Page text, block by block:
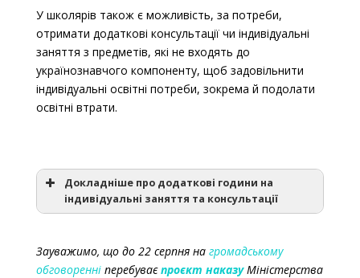
“Українська мова та читання”;
“Я досліджую світ (у частині громадянської й
історичної освітньої галузі”.
“Українська мова та література” (може
“Історія України й громадянська освіта”
(може вивчатися як інтегрований курс або
“Географія України”;
“Правознавство”.
У школярів також є можливість, за потреби,
отримати додаткові консультації чи індивідуальні
заняття з предметів, які не входять до
українознавчого компоненту, щоб задовільнити
індивідуальні освітні потреби, зокрема й подолати
освітні втрати.
Докладніше про додаткові години на
індивідуальні заняття та консультації
Типовою освітньою програмою
Зауважимо, що до 22 серпня на громадському
обговоренніперебуваєпроєкт наказуМіністерства